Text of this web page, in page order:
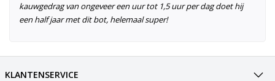
kauwgedrag van ongeveer een uur tot 1,5 uur per dag doet hij
een half jaar met dit bot, helemaal super!
KLANTENSERVICE